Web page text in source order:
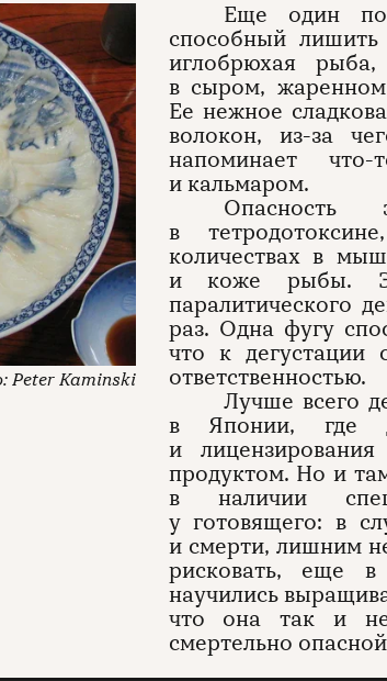
Peter Kaminski
Еще один
способный лишить
иглобрюхая
в сыром,
Ее нежное
волокон, из-за
напоминает
и кальмаром.
Опасность
в
количествах в
и коже рыбы.
паралитического
раз. Одна фугу
что к дегустации
ответственностью.
Лучше всего
в Японии, где
и
продуктом. Но и
в наличии
у готовящего: в
и смерти, лишним
рисковать, еще
научились
что она так и не
смертельно